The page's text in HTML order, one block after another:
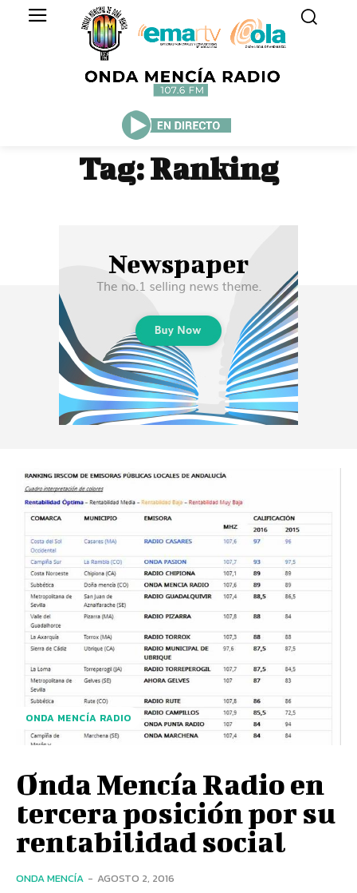
Tag:Ranking
ONDA MENCÍA RADIO
Onda Mencía Radio en
tercera posición por su
rentabilidad social
ONDA MENCÍA - AGOSTO 2, 2016